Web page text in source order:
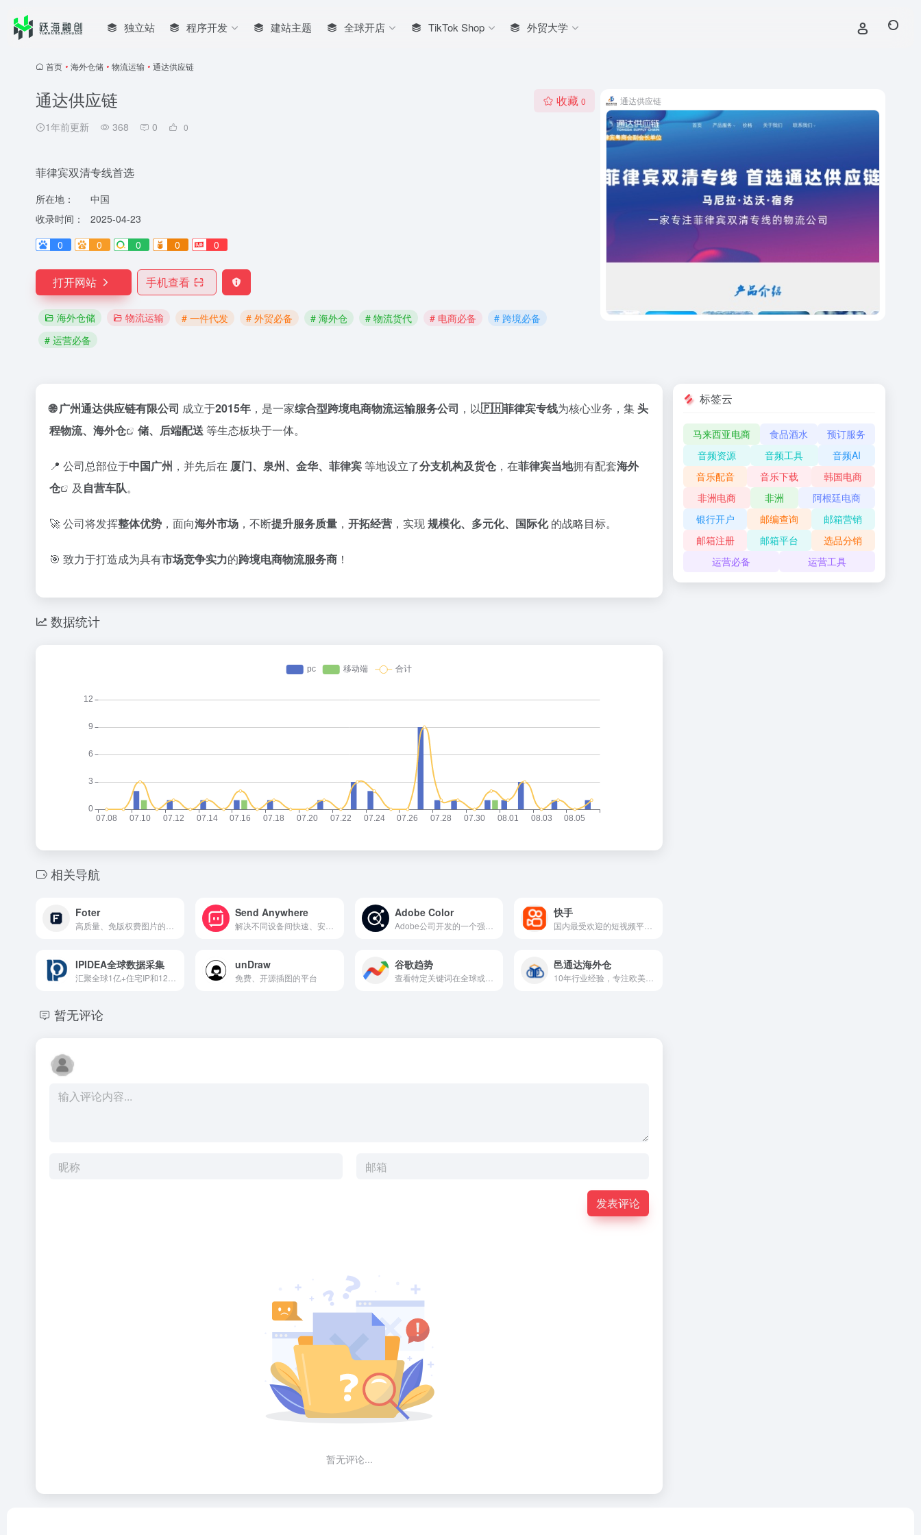
独立站 程序开发 建站主题 全球开店 TikTok Shop 外贸大学
首页 • 海外仓储 • 物流运输 • 通达供应链
通达供应链
1年前更新 368 0 0
收藏 0
菲律宾双清专线首选
所在地：
中国
收录时间：
2025-04-23
0
0 0 0 0
打开网站 手机查看
海外仓储 物流运输 # 一件代发 # 外贸必备 # 海外仓 # 物流货代 # 电商必备
# 跨境必备
# 运营必备
通达供应链
🌐 广州通达供应链有限公司 成立于2015年 ，是一家综合型跨境电商物流运输服务公司 ，以🇵🇭菲律宾专线为核心业务，集头
程物流、 海外仓 储、后端配送 等生态板块于一体。
📍 公司总部位于中国广州 ，并先后在 厦门、泉州、金华、菲律宾 等地设立了分支机构及货仓 ，在菲律宾当地拥有配套海外
仓
及 自营车队。
🚀 公司将发挥整体优势 ，面向海外市场 ，不断提升服务质量 ， 开拓经营 ，实现规模化、多元化、国际化的战略目标。
🎯 致力于打造成为具有市场竞争实力的跨境电商物流服务商 ！
数据统计
相关导航
Foter Send Anywhere
解决不同设备间快速、安全地传输文件的难题
Adobe Color 快手
IPIDEA全球数据采集 unDraw
免费、开源插图的平台
谷歌趋势
查看特定关键词在全球或特定地区的搜索热度变化趋势
邑通达海外仓
暂无评论
发表评论
暂无评论...
标签云
马来西亚电商 食品酒水
预订服务
音频资源
音频工具
音频AI
音乐配音
音乐下载
韩国电商
非洲电商
非洲
阿根廷电商
银行开户
邮编查询
邮箱营销
邮箱注册
邮箱平台
选品分销
运营必备
运营工具